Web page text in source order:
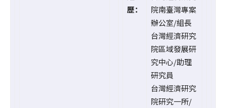
歷：
院南臺灣專案
辦公室/組長
台灣經濟研究
院區域發展研
究中心/助理
研究員
台灣經濟研究
院研究一所/